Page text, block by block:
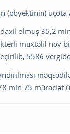
uçota
olmuş 35,2
müxtəlif növ
5586
min 75 müraciət